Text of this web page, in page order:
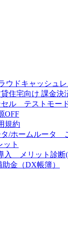
ウドキャッシュ
住宅向け 課金決
セル テストモー
OFF
規約
/ホームルータ
ット
入 メリット診断
金（DX帳簿）